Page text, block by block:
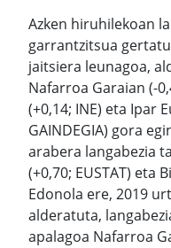
Azken hiruhilekoan
garrantzitsua gertatu
jaitsiera leunagoa,
Nafarroa Garaian (-
(+0,14; INE) eta Ipar
GAINDEGIA) gora
arabera langabezia
(+0,70; EUSTAT) eta
Edonola ere, 2019
alderatuta,
apalagoa Nafarroa